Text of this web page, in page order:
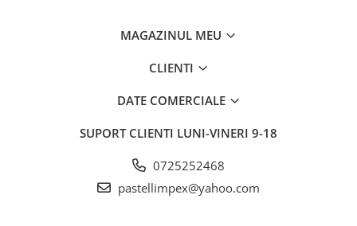
MAGAZINUL MEU
CLIENTI
DATE COMERCIALE
SUPORT CLIENTI LUNI-VINERI 9-18
0725252468
pastellimpex@yahoo.com